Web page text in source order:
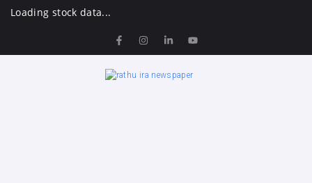
Loading stock data...